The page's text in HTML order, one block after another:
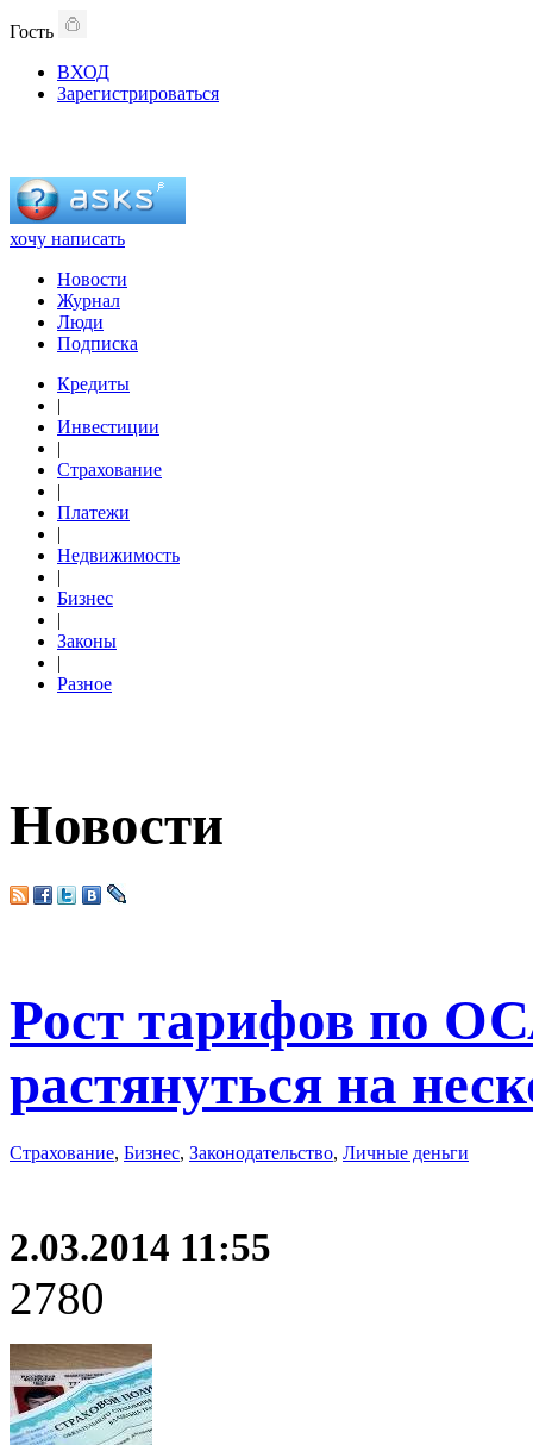
Гость
ВХОД
Зарегистрироваться
хочу написать
Новости
Журнал
Люди
Подписка
Кредиты
|
Инвестиции
|
Страхование
|
Платежи
|
Недвижимость
|
Бизнес
|
Законы
|
Разное
Новости
Рост тарифов по
растянуться на
Страхование, Бизнес, Законодательство, Личные деньги
2.03.2014 11:55
2780